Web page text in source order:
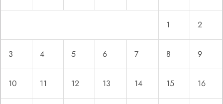
š
ų
1 2
3 4 5 6 7 8 9
10 11 12 13 14 15 16